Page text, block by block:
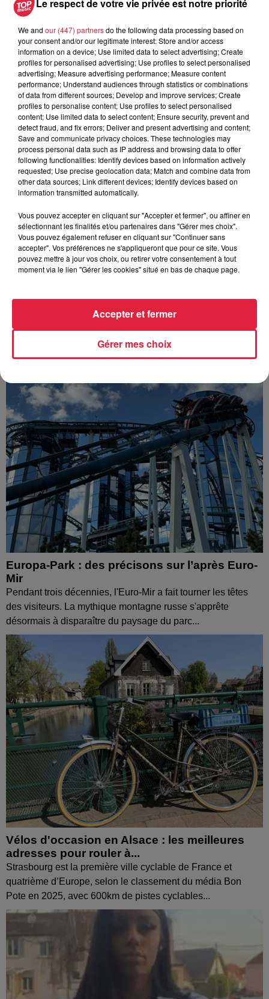
À découvrir également
Metz en septembre
Du 25 au 28 septembre, le pape Léon XIV fera son premier
voyage apostolique en France. Après une étape à Paris puis
à Lourdes, il se rendra à Metz, où il...
Europa-Park : des précisons sur l’après Euro-
Mir
Pendant trois décennies, l'Euro-Mir a fait tourner les têtes
des visiteurs. La mythique montagne russe s'apprête
désormais à disparaître du paysage du parc...
Vélos d'occasion en Alsace : les meilleures
adresses pour rouler à...
Strasbourg est la première ville cyclable de France et
quatrième d’Europe, selon le classement du média Bon
Pote en 2025, avec 600km de pistes cyclables...
Le respect de votre vie privée est notre priorité
We and our (447) partnersdo the following data processing based on
your consent and/or our legitimate interest: Store and/or access
information on a device; Use limited data to select advertising; Create
profiles for personalised advertising; Use profiles to select personalised
advertising; Measure advertising performance; Measure content
performance; Understand audiences through statistics or combinations
of data from different sources; Develop and improve services; Create
profiles to personalise content; Use profiles to select personalised
content; Use limited data to select content; Ensure security, prevent and
detect fraud, and fix errors; Deliver and present advertising and content;
Save and communicate privacy choices. These technologies may
process personal data such as IP address and browsing data to offer
following functionalities: Identify devices based on information actively
requested; Use precise geolocation data; Match and combine data from
other data sources; Link different devices; Identify devices based on
information transmitted automatically.
Vous pouvez accepter en cliquant sur "Accepter et fermer", ou affiner en
sélectionnant les finalités et/ou partenaires dans "Gérer mes choix".
Vous pouvez également refuser en cliquant sur "Continuer sans
accepter". Vos préférences ne s'appliqueront que pour ce site. Vous
pouvez mettre à jour vos choix, ou retirer votre consentement à tout
moment via le lien "Gérer les cookies" situé en bas de chaque page.
Gérer mes choix
Accepter et fermer